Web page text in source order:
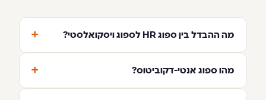
מה ההבדל בין ספוג HR לספוג ויסקואלסטי? +
מהו ספוג אנטי-דקוביטוס? +